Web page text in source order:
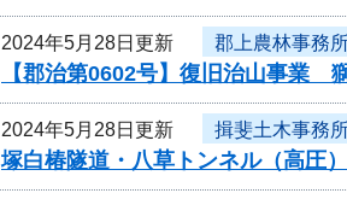
2024年5月28日更新 郡上農林事務
【郡治第0602号】復旧治山事業
2024年5月28日更新 揖斐土木事務
塚白椿隧道・八草トンネル（高圧